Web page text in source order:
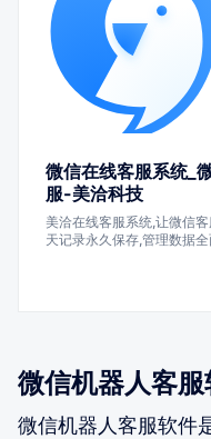
微信在线客服系统_
服-美洽科技
美洽在线客服系统,让微信
天记录永久保存,管理数据
微信机器人客服
微信机器人客服软件